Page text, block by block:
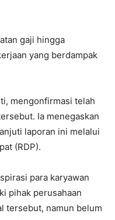
gaji hingga
yang berdampak
mengonfirmasi telah
Ia menegaskan
laporan ini melalui
(RDP).
para karyawan
pihak perusahaan
tersebut, namun belum